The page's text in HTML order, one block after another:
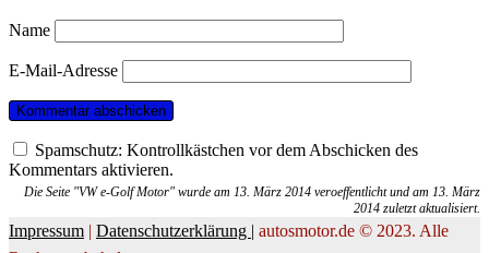
Name
E-Mail-Adresse
Spamschutz: Kontrollkästchen vor dem Abschicken des
Kommentars aktivieren.
Die Seite "VW e-Golf Motor" wurde am 13. März 2014 veroeffentlicht und am 13. März
2014 zuletzt aktualisiert.
Impressum | Datenschutzerklärung | autosmotor.de © 2023. Alle